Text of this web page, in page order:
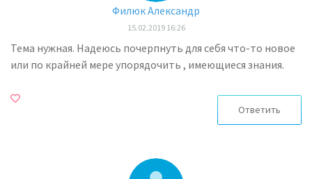
Филюк Александр
15.02.2019 16:26
Тема нужная. Надеюсь почерпнуть для себя что-то новое
или по крайней мере упорядочить , имеющиеся знания.
Ответить